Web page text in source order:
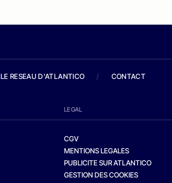
LE RESEAU D'ATLANTICO / CONTACT
LEGAL
CGV
MENTIONS LEGALES
PUBLICITE SUR ATLANTICO
GESTION DES COOKIES